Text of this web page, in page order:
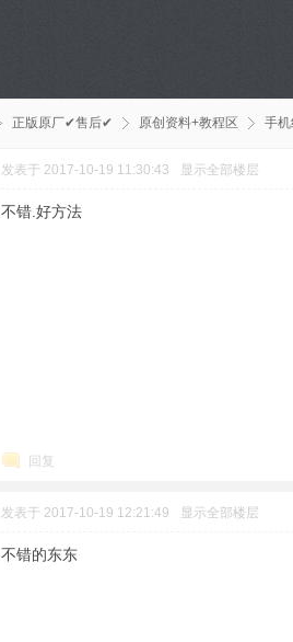
正版原厂✔售后✔ 原创资料+教程区 手
发表于 2017-10-19 11:30:43 显示全部楼层
不错.好方法
回复
发表于 2017-10-19 12:21:49 显示全部楼层
不错的东东